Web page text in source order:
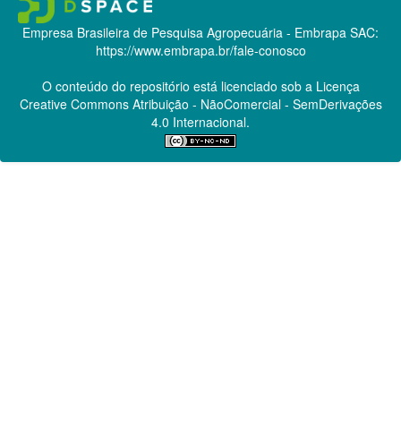
Empresa Brasileira de Pesquisa Agropecuária - Embrapa SAC:
https://www.embrapa.br/fale-conosco
O conteúdo do repositório está licenciado sob a Licença
Creative CommonsAtribuição - NãoComercial - SemDerivações
4.0 Internacional.